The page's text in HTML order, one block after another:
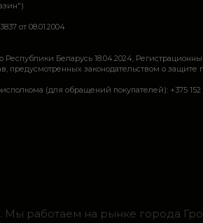
от 08.01.2004
Беларусь 18.04.2024,
законодательством о защите
(для обращений покупателей): +375 152 62
работаем на рынке города